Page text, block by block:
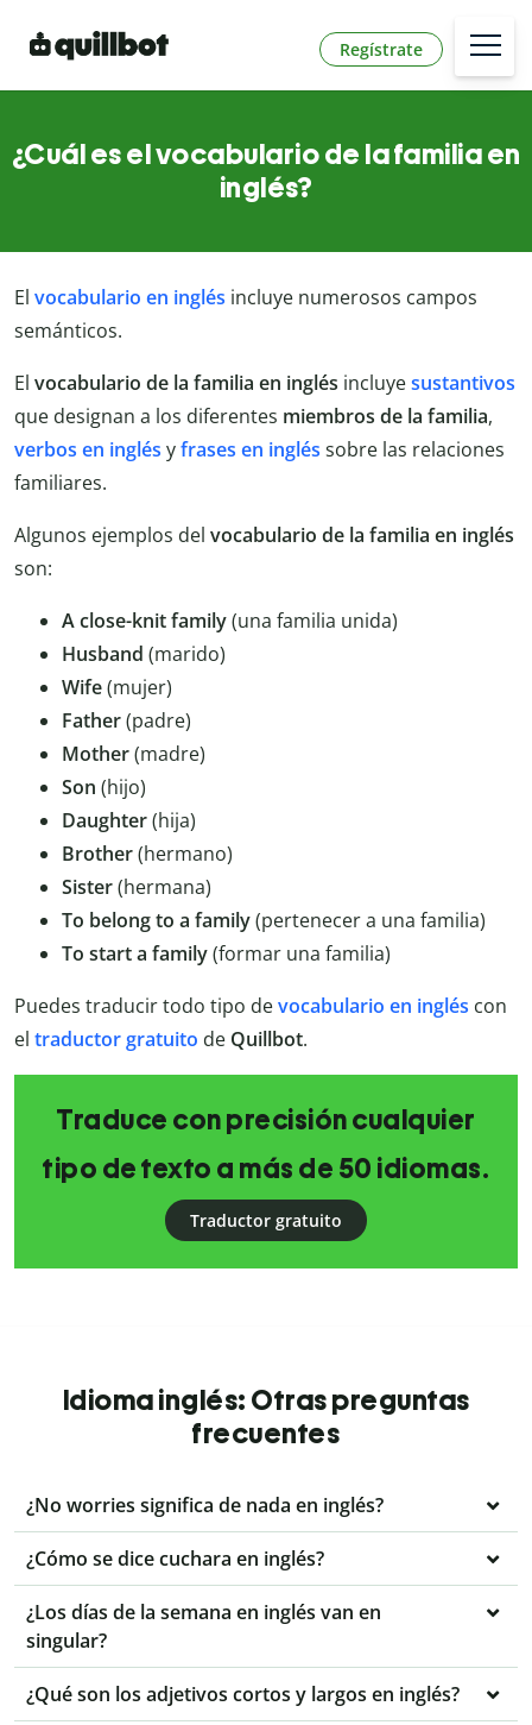
Regístrate
¿Cuál es el vocabulario de la familia en
inglés?
El vocabulario en inglés incluye numerosos campos
semánticos.
El vocabulario de la familia en inglés incluyesustantivos
que designan a los diferentes miembros de la familia,
verbos en inglés yfrases en inglés sobre las relaciones
familiares.
Algunos ejemplos del vocabulario de la familia en inglés
son:
A close-knit family(una familia unida)
Husband (marido)
Wife(mujer)
Father(padre)
Mother(madre)
Son (hijo)
Daughter(hija)
Brother(hermano)
Sister(hermana)
To belong to a family(pertenecer a una familia)
To start a family(formar una familia)
Puedes traducir todo tipo devocabulario en inglés con
el traductorgratuito de Quillbot.
Traduce con precisión cualquier
tipo de texto a más de 50 idiomas.
Traductor gratuito
Idioma inglés: Otras preguntas
frecuentes
¿No worries significa de nada en inglés?
¿Cómo se dice cuchara en inglés?
¿Los días de la semana en inglés van en
singular?
¿Qué son los adjetivos cortos y largos en inglés?